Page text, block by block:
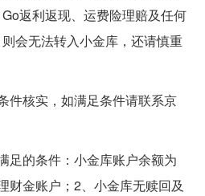
返利返现、运费险理赔及任何
会无法转入小金库，还请慎重
件核实，如满足条件请联系京
足的条件：小金库账户余额为
财金账户；2、小金库无赎回及